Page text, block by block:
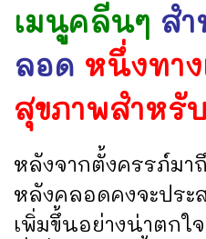
เมนูคลีนๆ ส
ลอด หนึ่งทา
สุขภาพสำหรั
หลังจากตั้งครรภ์ม
หลังคลอดคงจะปร
เพิ่มขึ้นอย่างน่าตกใ